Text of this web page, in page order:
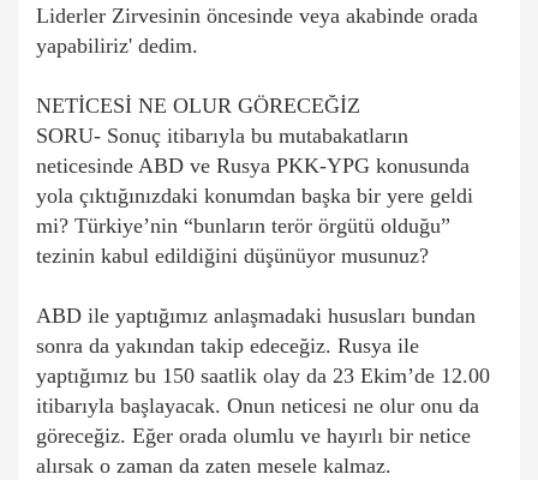
Liderler Zirvesinin öncesinde veya akabinde orada
yapabiliriz' dedim.
NETİCESİ NE OLUR GÖRECEĞİZ
SORU- Sonuç itibarıyla bu mutabakatların
neticesinde ABD ve Rusya PKK-YPG konusunda
yola çıktığınızdaki konumdan başka bir yere geldi
mi? Türkiye’nin “bunların terör örgütü olduğu”
tezinin kabul edildiğini düşünüyor musunuz?
ABD ile yaptığımız anlaşmadaki hususları bundan
sonra da yakından takip edeceğiz. Rusya ile
yaptığımız bu 150 saatlik olay da 23 Ekim’de 12.00
itibarıyla başlayacak. Onun neticesi ne olur onu da
göreceğiz. Eğer orada olumlu ve hayırlı bir netice
alırsak o zaman da zaten mesele kalmaz.